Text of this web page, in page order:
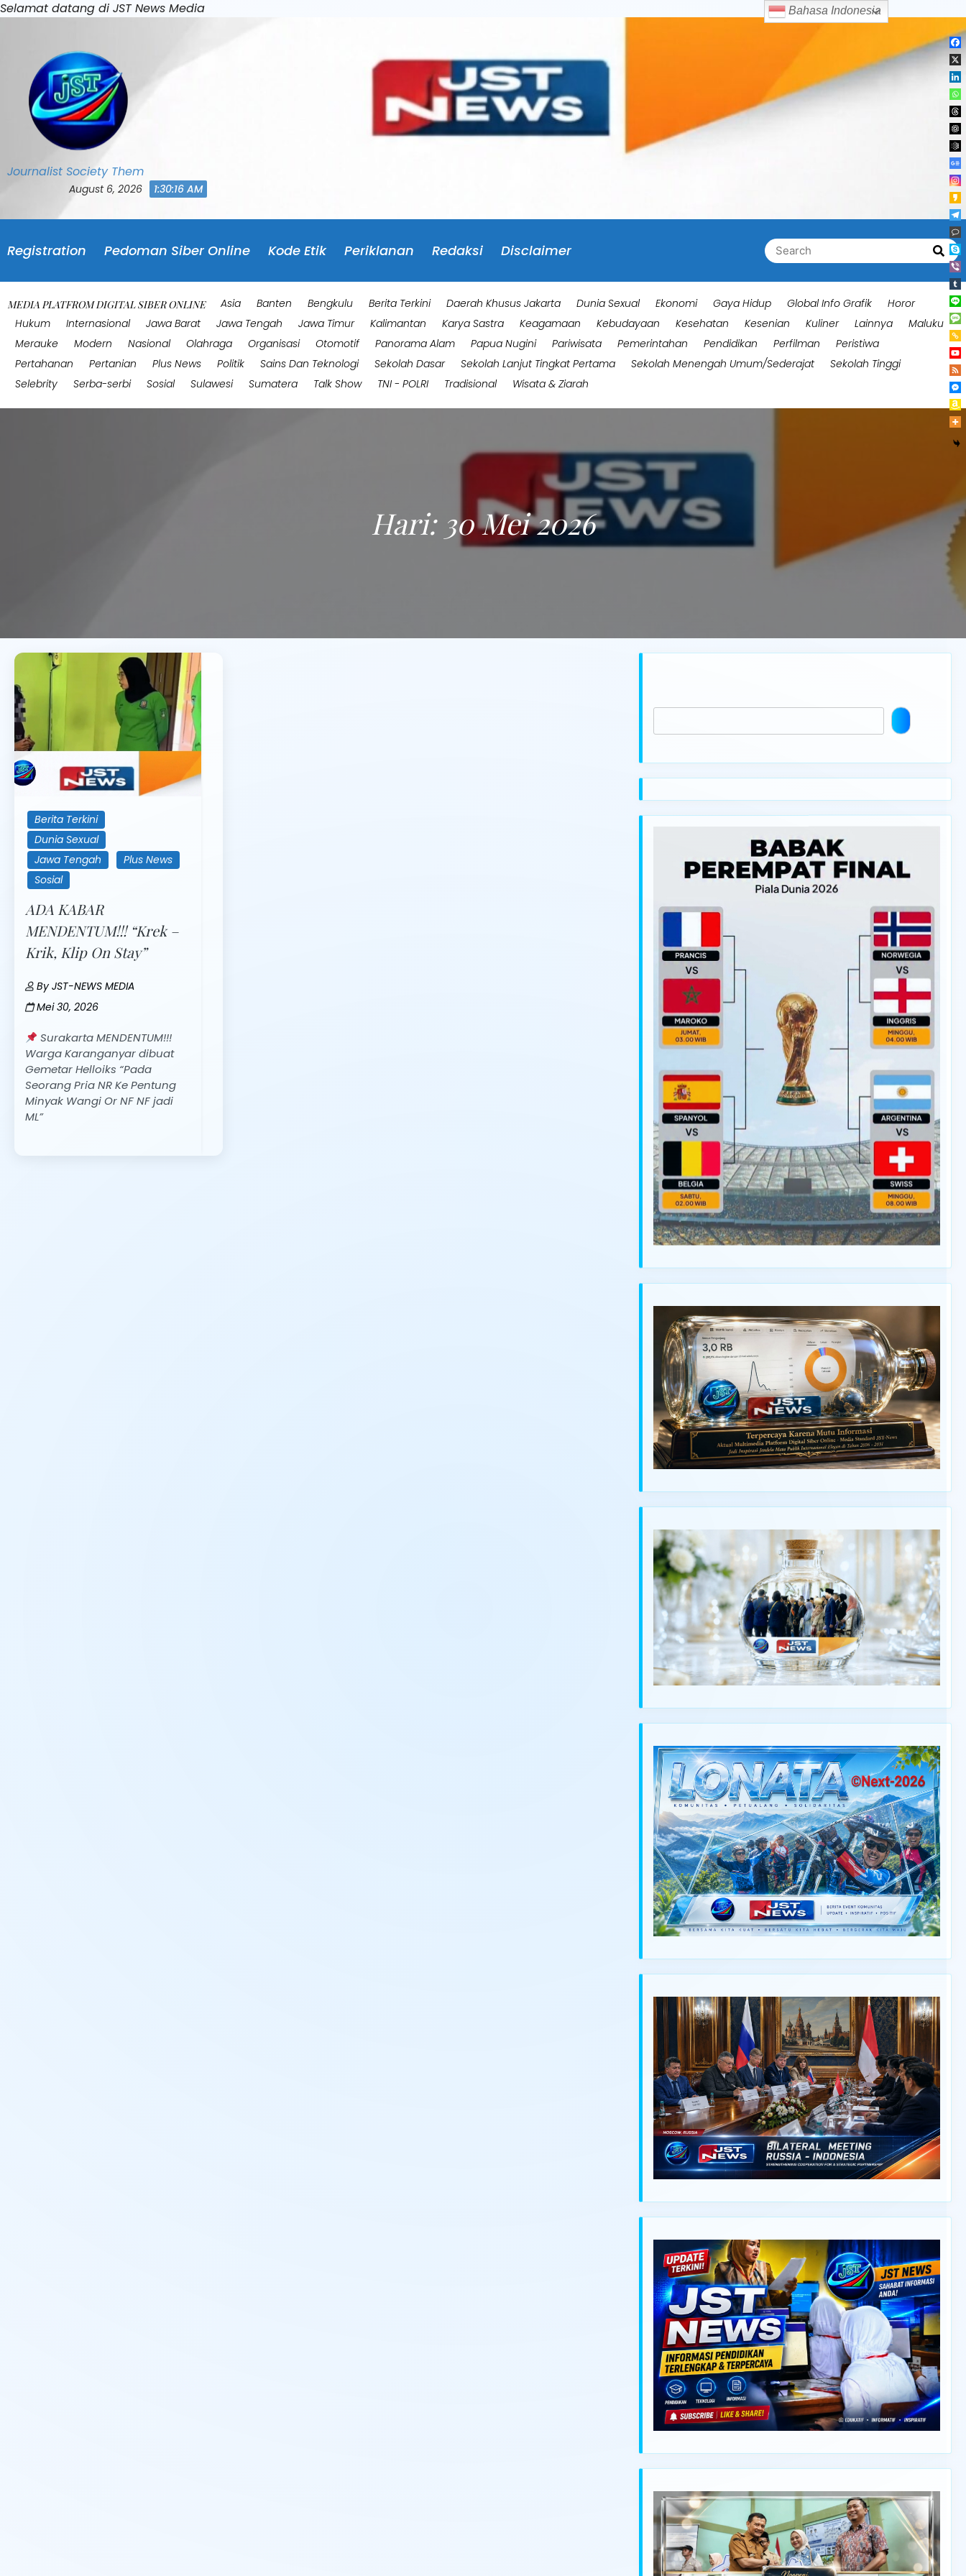
Selamat datang di JST News MediaSkip
Journalist Society Them
August 6, 2026 1:30:18 AM
Registration Pedoman Siber Online Kode Etik Periklanan Redaksi Disclaimer
Search
for:
MEDIA PLATFROM DIGITAL SIBER ONLINE Asia Banten Bengkulu Berita Terkini Daerah Khusus Jakarta Dunia Sexual Ekonomi Gaya Hidup Global Info Grafik
Horor
Hukum
Internasional Jawa Barat Jawa Tengah Jawa Timur Kalimantan Karya Sastra Keagamaan Kebudayaan Kesehatan Kesenian Kuliner Lainnya
Maluku
Merauke
Modern Nasional Olahraga Organisasi Otomotif Panorama Alam Papua Nugini Pariwisata Pemerintahan Pendidikan Perfilman
Peristiwa
Pertahanan
Pertanian Plus News Politik Sains Dan Teknologi Sekolah Dasar Sekolah Lanjut Tingkat Pertama Sekolah Menengah Umum/Sederajat
Sekolah Tinggi
Selebrity
Serba-serbi Sosial Sulawesi Sumatera Talk Show TNI - POLRI Tradisional Wisata & Ziarah
Hari: 30 Mei 2026
Berita Terkini
Dunia Sexual
Jawa Tengah
Plus News
Sosial
ADA KABAR
MENDENTUM!!! “Krek –
Krik, Klip On Stay”
ByJST-NEWS MEDIA
Mei 30, 2026
Surakarta MENDENTUM!!!
Warga Karanganyar dibuat
Gemetar Helloiks “Pada
Seorang Pria NR Ke Pentung
Minyak Wangi Or NF NF jadi
ML”
Bahasa Indonesia